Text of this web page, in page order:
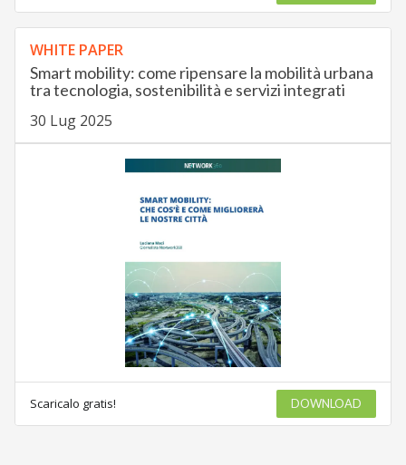
WHITE PAPER
Smart mobility: come ripensare la mobilità urbana
tra tecnologia, sostenibilità e servizi integrati
30 Lug 2025
Scaricalo gratis! DOWNLOAD